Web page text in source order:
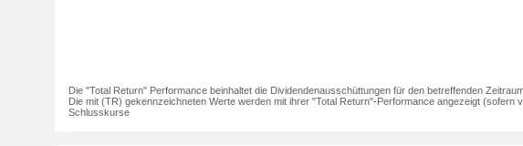
Die "Total Return" Performance beinhaltet die Dividendenausschüttungen für den betreffenden
Die mit (TR) gekennzeichneten Werte werden mit ihrer "Total Return"-Performance angezeigt (sofern
Schlusskurse